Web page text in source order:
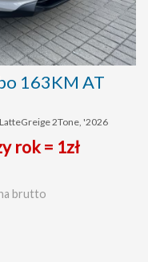
163KM AT
2Tone, '2026
rok = 1zł
brutto